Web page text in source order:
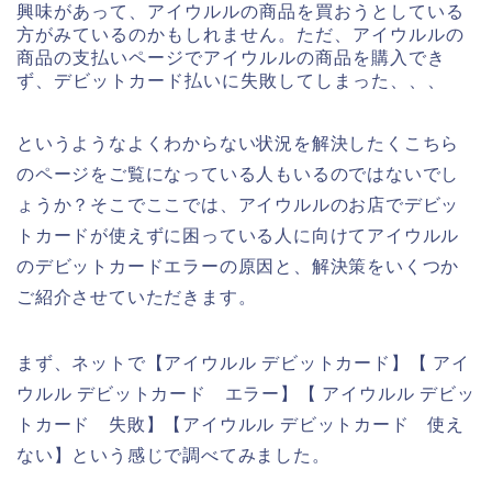
興味があって、アイウルルの商品を買おうとしている
方がみているのかもしれません。ただ、アイウルルの
商品の支払いページでアイウルルの商品を購入でき
ず、デビットカード払いに失敗してしまった、、、
というようなよくわからない状況を解決したくこちら
のページをご覧になっている人もいるのではないでし
ょうか？そこでここでは、アイウルルのお店でデビッ
トカードが使えずに困っている人に向けてアイウルル
のデビットカードエラーの原因と、解決策をいくつか
ご紹介させていただきます。
まず、ネットで【アイウルル デビットカード】【 アイ
ウルル デビットカード エラー】【 アイウルル デビッ
トカード 失敗】【アイウルル デビットカード 使え
ない】という感じで調べてみました。